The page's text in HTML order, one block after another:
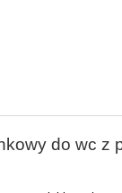
do wc z